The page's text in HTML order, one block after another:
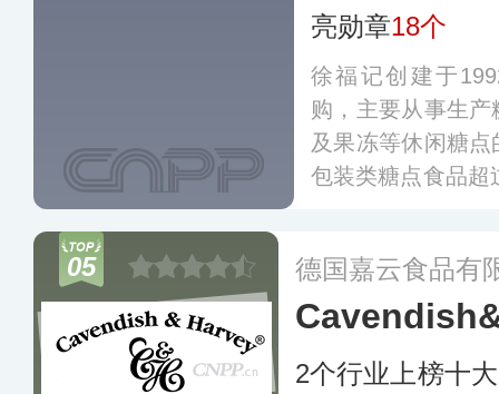
亮勋章18个
徐福记创建于
购，主要从事生
及果冻等休闲糖
包装类糖点食品超
05 德国嘉云食品有
2个行业上榜十